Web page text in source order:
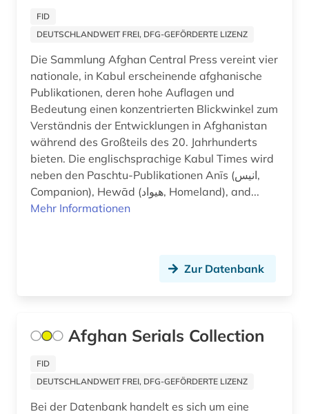
deutsche landesgeschichte (1)
deutscher bund. bundestag (1)
deutscher gewerkschaftsbund (1)
deutsches institut für menschenrechte (1)
deutsches sprachgebiet (2)
deutschland (43)
deutschland (ddr). ministerium für
deutschland <bundesrepublik> (1)
deutschland <ddr> (1)
FID
DEUTSCHLANDWEIT FREI, DFG-GEFÖRDERTE LIZENZ
Die Sammlung Afghan Central Press vereint vier
nationale, in Kabul erscheinende afghanische
Publikationen, deren hohe Auflagen und
Bedeutung einen konzentrierten Blickwinkel zum
Verständnis der Entwicklungen in Afghanistan
während des Großteils des 20. Jahrhunderts
bieten. Die englischsprachige Kabul Times wird
neben den Paschtu-Publikationen Anīs (انیس,
Companion), Hewād (هیواد, Homeland), and...
Mehr Informationen
Zur Datenbank
Afghan Serials Collection
FID
DEUTSCHLANDWEIT FREI, DFG-GEFÖRDERTE LIZENZ
Bei der Datenbank handelt es sich um eine